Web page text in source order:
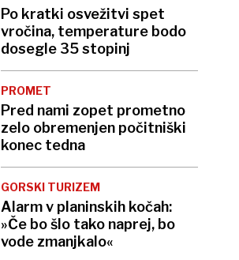
Po kratki osvežitvi spet
vročina, temperature bodo
dosegle 35 stopinj
PROMET
Pred nami zopet prometno
zelo obremenjen počitniški
konec tedna
GORSKI TURIZEM
Alarm v planinskih kočah:
»Če bo šlo tako naprej, bo
vode zmanjkalo«